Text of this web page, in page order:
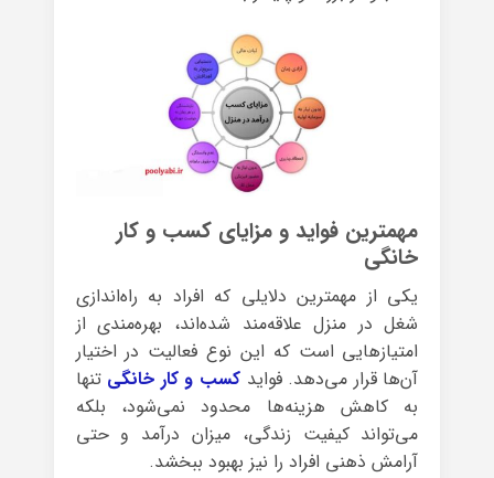
مهمترین فواید و مزایای کسب و کار
خانگی
یکی از مهمترین دلایلی که افراد به راه‌اندازی
شغل در منزل علاقه‌مند شده‌اند، بهره‌مندی از
امتیازهایی است که این نوع فعالیت در اختیار
آن‌ها قرار می‌دهد. فواید کسب و کار خانگی تنها
به کاهش هزینه‌ها محدود نمی‌شود، بلکه
می‌تواند کیفیت زندگی، میزان درآمد و حتی
آرامش ذهنی افراد را نیز بهبود ببخشد.